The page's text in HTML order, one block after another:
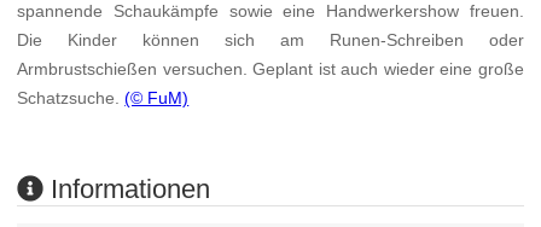
spannende Schaukämpfe sowie eine Handwerkershow freuen.
Die Kinder können sich am Runen-Schreiben oder
Armbrustschießen versuchen. Geplant ist auch wieder eine große
Schatzsuche.(© FuM)
Informationen